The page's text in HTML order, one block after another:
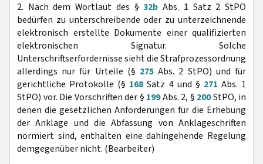
2. Nach dem Wortlaut des §32b Abs. 1 Satz 2 StPO
bedürfen zu unterschreibende oder zu unterzeichnende
elektronisch erstellte Dokumente einer qualifizierten
elektronischen Signatur. Solche
Unterschriftserfordernisse sieht die Strafprozessordnung
allerdings nur für Urteile (§ 275 Abs. 2 StPO) und für
gerichtliche Protokolle (§ 168 Satz 4 und § 271 Abs. 1
StPO) vor. Die Vorschriften der § 199Abs. 2, § 200StPO, in
denen die gesetzlichen Anforderungen für die Erhebung
der Anklage und die Abfassung von Anklageschriften
normiert sind, enthalten eine dahingehende Regelung
demgegenüber nicht. (Bearbeiter)